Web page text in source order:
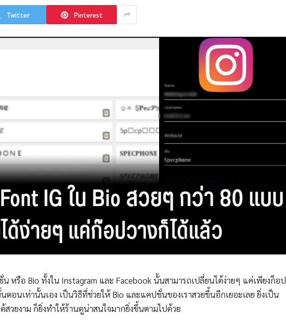
Twitter Pinterest
หรือ Bio ทั้งใน Instagram และ Facebook นั้นสามารถเปลี่ยนได้ง่ายๆ แค่เพียงก็อป
ตอนเท่านั้นเอง เป็นวิธีที่ช่วยให้ Bio และแคปชั่นของเราสวยขึ้นอีกเยอะเลย ยิ่งเป็น
สวยงาม ก็ยิ่งทำให้ร้านดูน่าสนใจมากยิ่งขึ้นตามไปด้วย